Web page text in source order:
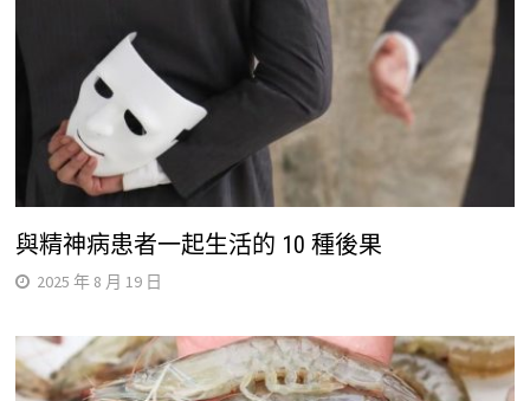
與精神病患者一起生活的 10 種後果
2025 年 8 月 19 日